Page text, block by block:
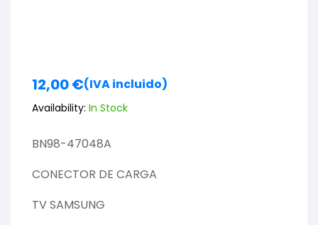
12,00€(IVA incluido)
Availability: In Stock
BN98-47048A
CONECTOR DE CARGA
TV SAMSUNG